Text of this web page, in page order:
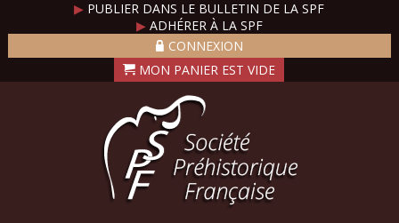
▶ PUBLIER DANS LE BULLETIN DE LA SPF
▶ADHÉRER À LA SPF
CONNEXION